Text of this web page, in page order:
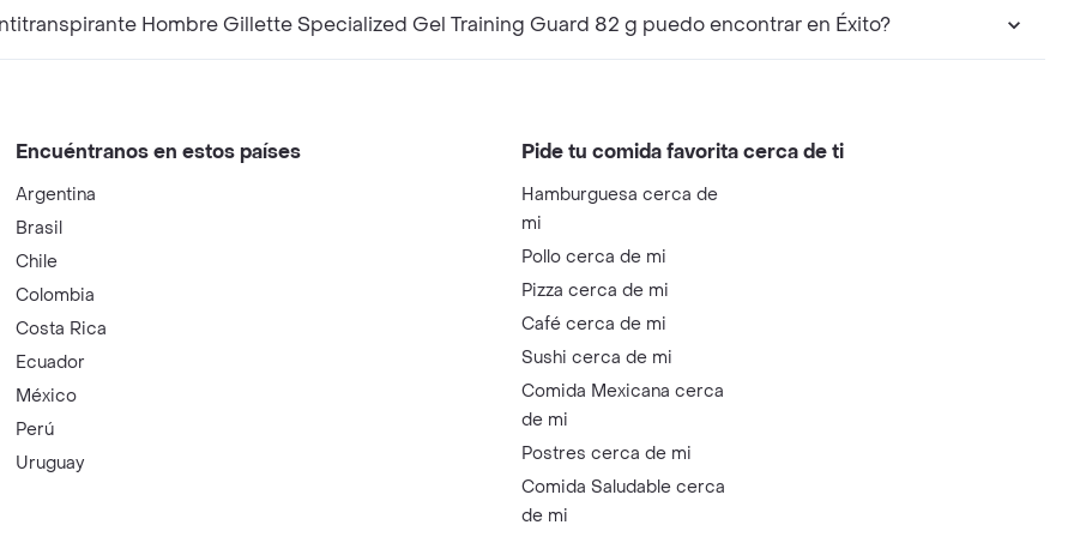
Hombre Gillette Specialized Gel Training Guard 82 g puedo encontrar en Éxito?
Encuéntranos en estos países
Argentina
Brasil
Chile
Colombia
Costa Rica
Ecuador
México
Perú
Uruguay
Pide tu comida favorita cerca de ti
Hamburguesa cerca de
mi
Pollo cerca de mi
Pizza cerca de mi
Café cerca de mi
Sushi cerca de mi
Comida Mexicana cerca
de mi
Postres cerca de mi
Comida Saludable cerca
de mi